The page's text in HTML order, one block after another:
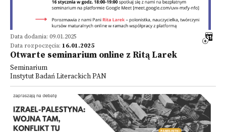
Data dodania: 09.01.2025
Data rozpoczęcia: 16.01.2025
Otwarte seminarium online z Ritą Larek
Seminarium
Instytut Badań Literackich PAN